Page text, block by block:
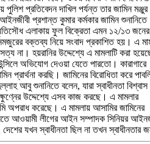
পুলিশ প্রতিবেদন দাখিল পর্যন্ত তার জামিন মঞ্জুর
প্রশান্ত কুমার কর্মকার জামিন শুনানিতে
এলাকায় ফুল বিক্রেতা এমন ১২/১৩ জনের
বক্তব্য নিয়ে সংবাদ প্রকাশিত হয়। এ
না। হয়রানির উদ্দেশ্যে এ মামলাটি করা
অভিযোগ দেওয়া যেতে পারতো। কারাগারে
প্রার্থনা করছি। জামিনের বিরোধিতা করে
আবু শুনানিতে বলেন, যারা স্বাধীনতা
ক্ষুণ্নের উদ্দেশ্যে এসব কাজ করছে। এ মামলার
অপরাধ করেছে। এ মামলায় আসামির জামিনের
আওয়ামী লীগের আইন সম্পাদক সিনিয়র
যখন স্বাধীনতা ছিল না তখন স্বাধীনতার